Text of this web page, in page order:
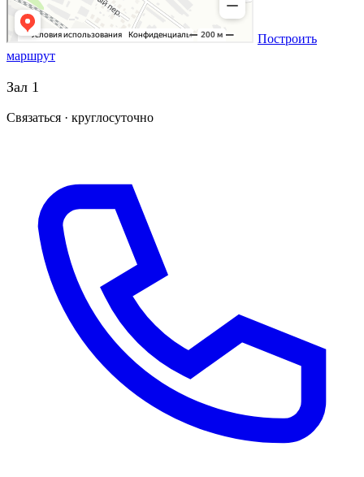
Построить
маршрут
Зал 1
Связаться · круглосуточно